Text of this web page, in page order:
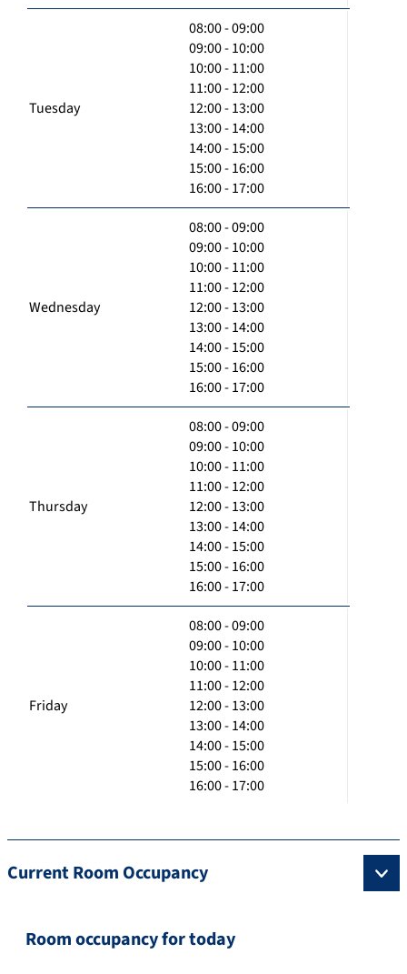
Tuesday
08:00 - 09:00
09:00 - 10:00
10:00 - 11:00
11:00 - 12:00
12:00 - 13:00
13:00 - 14:00
14:00 - 15:00
15:00 - 16:00
16:00 - 17:00
Wednesday
08:00 - 09:00
09:00 - 10:00
10:00 - 11:00
11:00 - 12:00
12:00 - 13:00
13:00 - 14:00
14:00 - 15:00
15:00 - 16:00
16:00 - 17:00
Thursday
08:00 - 09:00
09:00 - 10:00
10:00 - 11:00
11:00 - 12:00
12:00 - 13:00
13:00 - 14:00
14:00 - 15:00
15:00 - 16:00
16:00 - 17:00
Friday
08:00 - 09:00
09:00 - 10:00
10:00 - 11:00
11:00 - 12:00
12:00 - 13:00
13:00 - 14:00
14:00 - 15:00
15:00 - 16:00
16:00 - 17:00
Current Room Occupancy
Room occupancy for today